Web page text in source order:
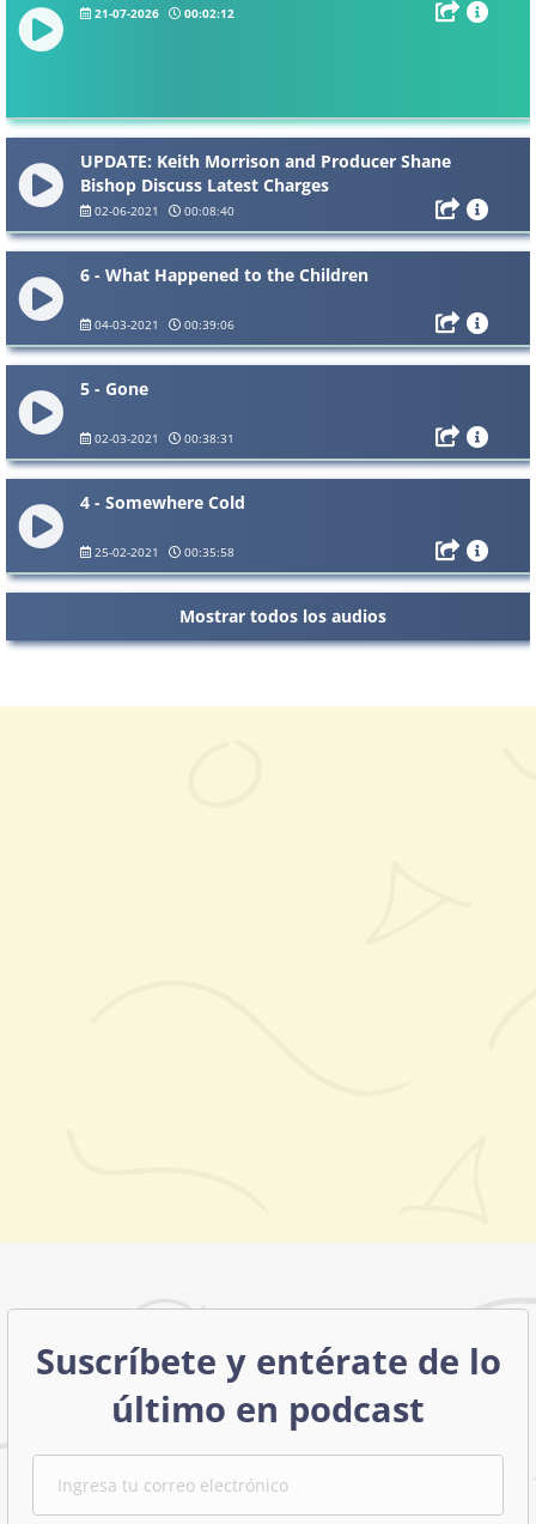
21-07-2026 00:02:12
UPDATE: Keith Morrison and Producer Shane
Bishop Discuss Latest Charges
02-06-2021 00:08:40
6 - What Happened to the Children
04-03-2021 00:39:06
5 - Gone
02-03-2021 00:38:31
4 - Somewhere Cold
25-02-2021 00:35:58
Mostrar todos los audios
Suscríbete y entérate de lo
último en podcast